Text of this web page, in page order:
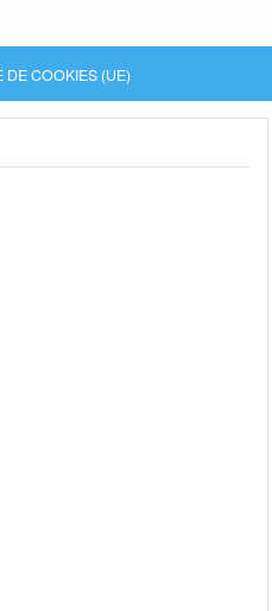
DE COOKIES (UE)